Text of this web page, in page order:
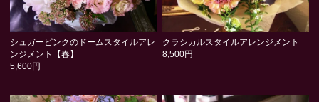
シュガーピンクのドームスタイルアレ
ンジメント【春】
5,600円
クラシカルスタイルアレンジメント
8,500円